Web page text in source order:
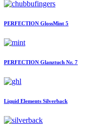
PERFECTION GlossMint 5
PERFECTION Glanztuch Nr. 7
Liquid Elements Silverback